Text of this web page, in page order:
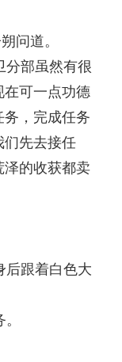
问道。
分部虽然有很
在可一点功德
，完成任务
们先去接任
泽的收获都卖
跟着白色大